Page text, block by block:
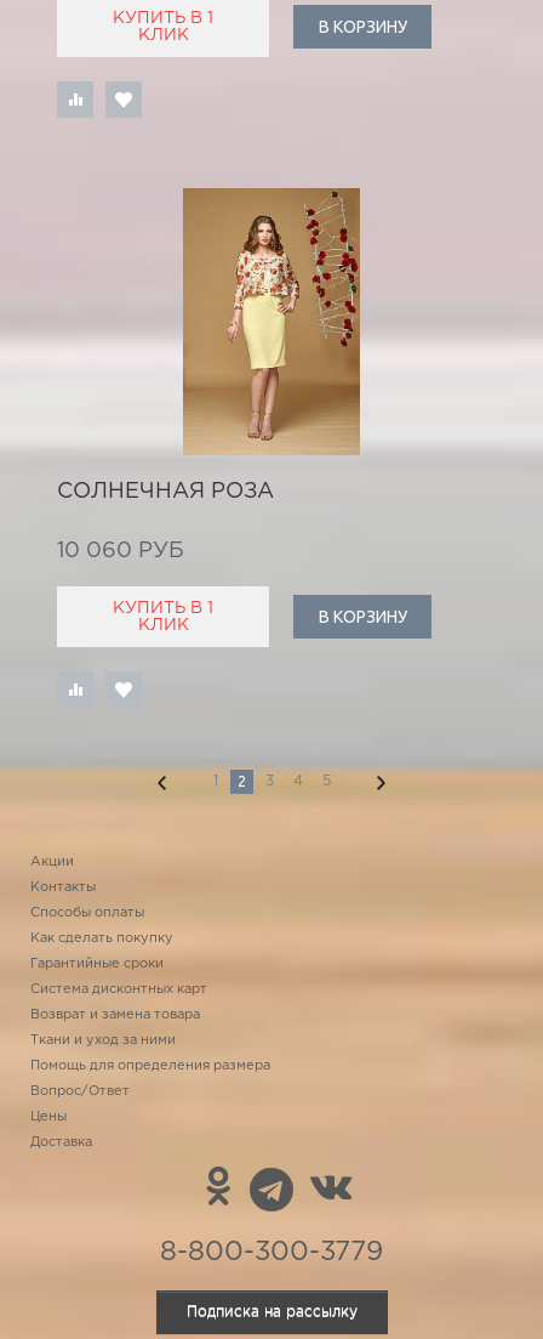
КУПИТЬ В 1
КЛИК
В КОРЗИНУ
СОЛНЕЧНАЯ РОЗА
10 060 РУБ
КУПИТЬ В 1
КЛИК
В КОРЗИНУ
1 2 3 4 5
Акции
Контакты
Способы оплаты
Как сделать покупку
Гарантийные сроки
Система дисконтных карт
Возврат и замена товара
Ткани и уход за ними
Помощь для определения размера
Вопрос/Ответ
Цены
Доставка
8-800-300-3779
Подписка на рассылку